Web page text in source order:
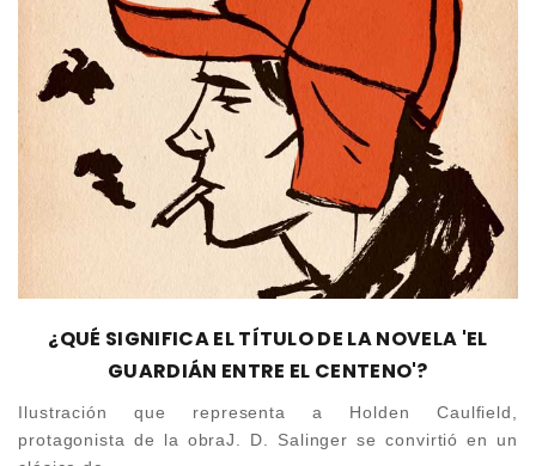
¿QUÉ SIGNIFICA EL TÍTULO DE LA NOVELA 'EL
GUARDIÁN ENTRE EL CENTENO'?
Ilustración que representa a Holden Caulfield,
protagonista de la obraJ. D. Salinger se convirtió en un